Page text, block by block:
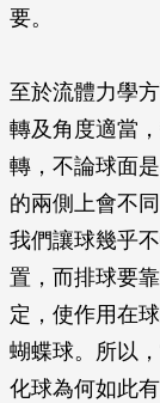
要。
至於流體力學
轉及角度適當
轉，不論球面
的兩側上會不
我們讓球幾乎
置，而排球要
定，使作用在
蝴蝶球。所以
化球為何如此